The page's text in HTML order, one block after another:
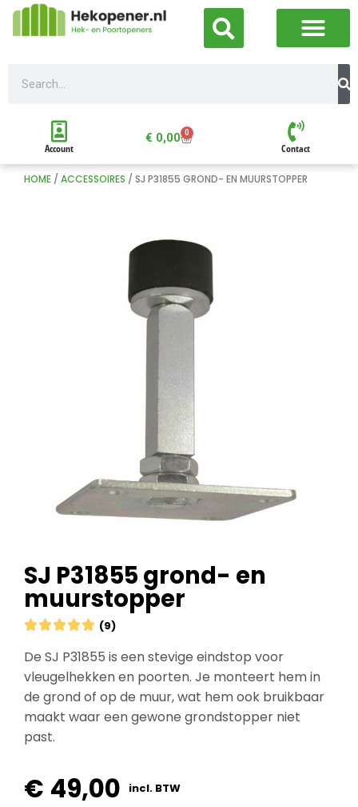
Account
€ 0,00 0
Contact
HOME / ACCESSOIRES / SJ P31855 GROND- EN MUURSTOPPER
SJ P31855 grond- en
muurstopper
 (9)
De SJ P31855 is een stevige eindstop voor
vleugelhekken en poorten. Je monteert hem in
de grond of op de muur, wat hem ook bruikbaar
maakt waar een gewone grondstopper niet
past.
€ 49,00 incl. BTW